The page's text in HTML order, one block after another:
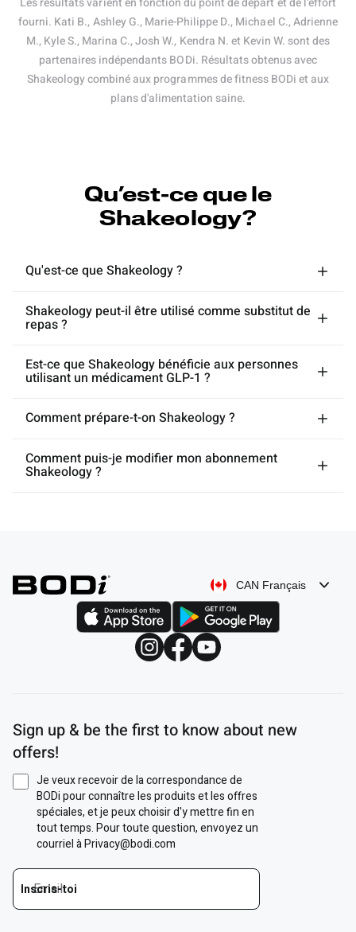
fourni. Kati B., Ashley G., Marie-Philippe D., Michael C., Adrienne
M., Kyle S., Marina C., Josh W., Kendra N. et Kevin W. sont des
partenaires indépendants BODi. Résultats obtenus avec
Shakeology combiné aux programmes de fitness BODi et aux
plans d'alimentation saine.
Qu’est-ce que le
Shakeology?
Qu'est-ce que Shakeology ?
Shakeology peut-il être utilisé comme substitut de
repas ?
Est-ce que Shakeology bénéficie aux personnes
utilisant un médicament GLP-1 ?
Comment prépare-t-on Shakeology ?
Comment puis-je modifier mon abonnement
Shakeology ?
CAN Français
Sign up & be the first to know about new
offers!